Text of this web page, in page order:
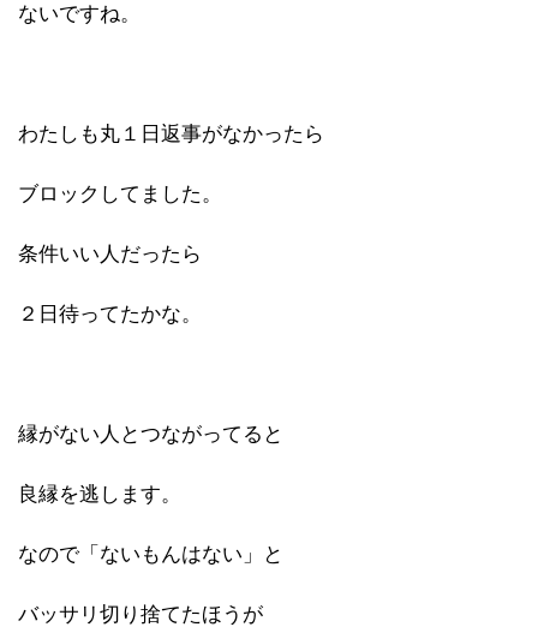
ないですね。
わたしも丸１日返事がなかったら
ブロックしてました。
条件いい人だったら
２日待ってたかな。
縁がない人とつながってると
良縁を逃します。
なので「ないもんはない」と
バッサリ切り捨てたほうが